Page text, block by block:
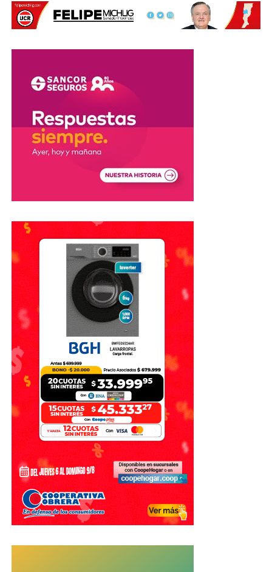
comprometidas, se recomienda
cambiar las
contraseñas, comenzando por la cuenta de correo
billeteras virtuales y redes sociales.
autenticación en dos pasos, que agrega una segunda
instancia de verificación al iniciar sesión.
Realizar la denuncia
Otro paso importante es realizar la denuncia
correspondiente y conservar una copia de la presentación.
La denuncia puede efectuarse ante las autoridades
competentes y también ante organismos especializados
en ciberdelitos.
Es importante tener en cuenta que
realizar una denuncia
no garantiza la recuperación del dinero perdido
posibilidad de recuperar fondos dependerá de las
circunstancias particulares de cada operación y de las
acciones que puedan realizar las entidades financieras y
las autoridades.
¿Puede intervenir el banco?
En determinadas situaciones, puede analizarse si existió
algún tipo deresponsabilidad de la entidad bancaria
por ejemplo, ante determinadas operaciones inusuales o
fallas en los mecanismos de seguridad.
Estos casos pueden ser planteados ante los organismos
correspondientes y requieren analizar las circunstancias
concretas de cada operación.
La vergüenza también juega un papel